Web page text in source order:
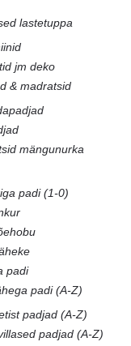
lastetuppa
jm deko
& madratsid
mängunurka
padi (1-0)
padi
padi (A-Z)
padjad (A-Z)
padjad (A-Z)